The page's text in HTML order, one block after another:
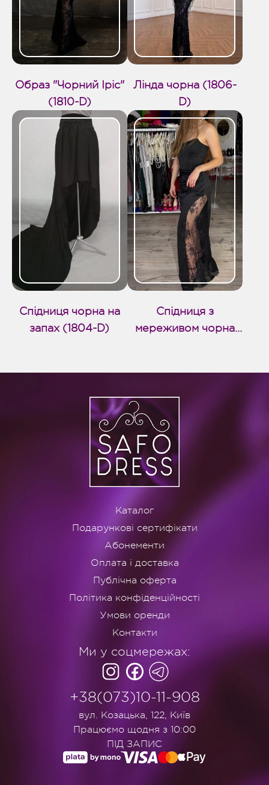
Образ "Чорний Іріс"
(1810-D)
Лінда чорна (1806-
D)
Спідниця чорна на
запах (1804-D)
Спідниця з
мереживом чорна
Каталог
Подарункові сертифікати
Абонементи
Оплата і доставка
Публічна оферта
Політика конфіденційності
Умови оренди
Контакти
Ми у соцмережах:
+38(073)10-11-908
вул. Козацька, 122, Київ
Працюємо щодня з 10:00
ПІД ЗАПИС